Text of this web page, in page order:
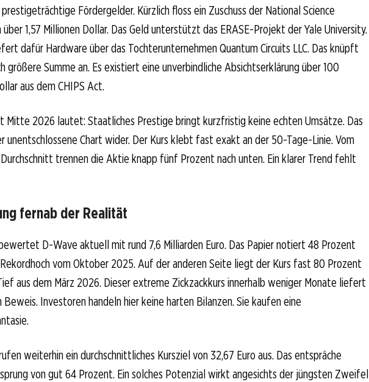
Fördergelder. Kürzlich floss ein Zuschuss der National Science
1,57 Millionen Dollar. Das Geld unterstützt das ERASE-Projekt der Yale University.
dafür Hardware über das Tochterunternehmen Quantum Circuits LLC. Das knüpft
größere Summe an. Es existiert eine unverbindliche Absichtserklärung über 100
aus dem CHIPS Act.
Mitte 2026 lautet: Staatliches Prestige bringt kurzfristig keine echten Umsätze. Das
unentschlossene Chart wider. Der Kurs klebt fast exakt an der 50-Tage-Linie. Vom
trennen die Aktie knapp fünf Prozent nach unten. Ein klarer Trend fehlt
fernab der Realität
D-Wave aktuell mit rund 7,6 Milliarden Euro. Das Papier notiert 48 Prozent
vom Oktober 2025. Auf der anderen Seite liegt der Kurs fast 80 Prozent
aus dem März 2026. Dieser extreme Zickzackkurs innerhalb weniger Monate liefert
Investoren handeln hier keine harten Bilanzen. Sie kaufen eine
weiterhin ein durchschnittliches Kursziel von 32,67 Euro aus. Das entspräche
von gut 64 Prozent. Ein solches Potenzial wirkt angesichts der jüngsten Zweifel